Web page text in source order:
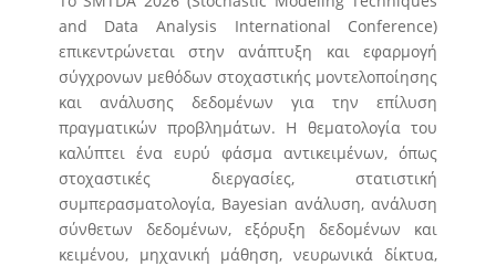
and Data Analysis International Conference)
επικεντρώνεται στην ανάπτυξη και εφαρμογή
σύγχρονων μεθόδων στοχαστικής μοντελοποίησης
και ανάλυσης δεδομένων για την επίλυση
πραγματικών προβλημάτων. Η θεματολογία του
καλύπτει ένα ευρύ φάσμα αντικειμένων, όπως
στοχαστικές διεργασίες, στατιστική
συμπερασματολογία, Bayesian ανάλυση, ανάλυση
σύνθετων δεδομένων, εξόρυξη δεδομένων και
κειμένου, μηχανική μάθηση, νευρωνικά δίκτυα,